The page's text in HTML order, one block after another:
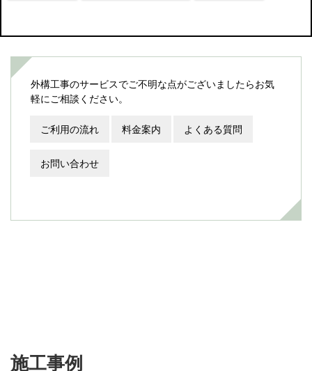
外構工事のサービスでご不明な点がございましたらお気
軽にご相談ください。
ご利用の流れ 料金案内 よくある質問
お問い合わせ
施工事例